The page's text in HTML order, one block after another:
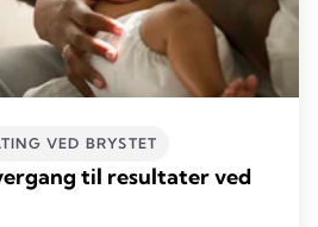
VED BRYSTET
til resultater ved